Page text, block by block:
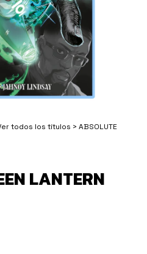
todos los títulos > ABSOLUTE
LANTERN